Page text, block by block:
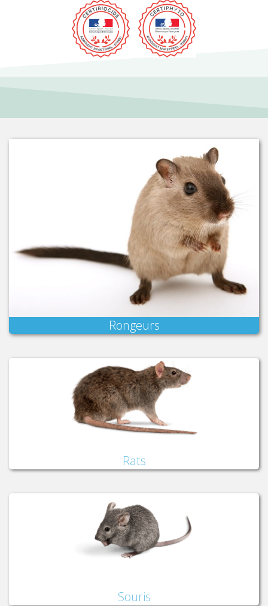
Rongeurs
Rats
Souris